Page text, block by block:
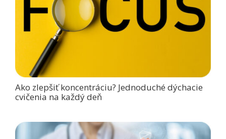
Ako zlepšiť koncentráciu? Jednoduché dýchacie
cvičenia na každý deň